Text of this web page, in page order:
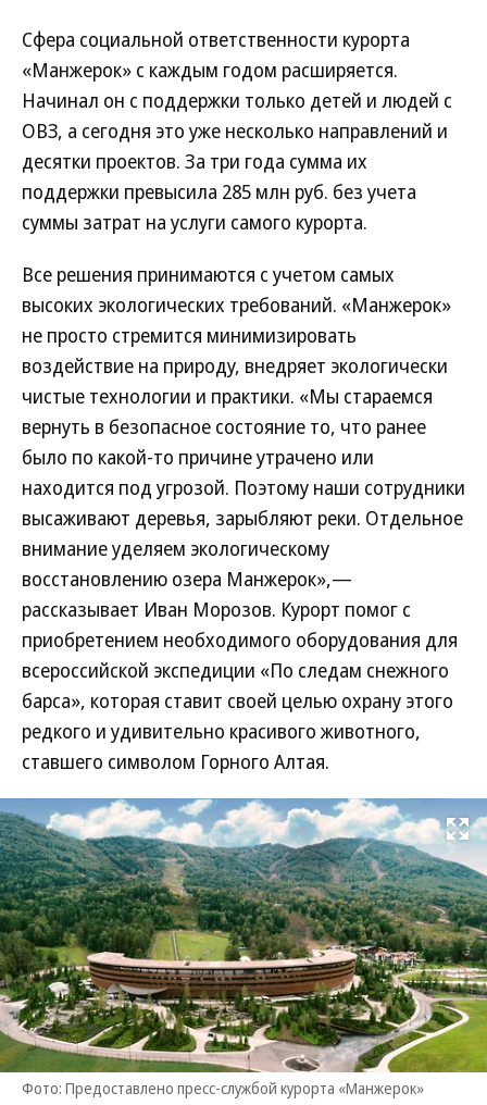
Сфера социальной ответственности курорта
«Манжерок» с каждым годом расширяется.
Начинал он с поддержки только детей и людей с
ОВЗ, а сегодня это уже несколько направлений и
десятки проектов. За три года сумма их
поддержки превысила 285 млн руб. без учета
суммы затрат на услуги самого курорта.
Все решения принимаются с учетом самых
высоких экологических требований. «Манжерок»
не просто стремится минимизировать
воздействие на природу, внедряет экологически
чистые технологии и практики. «Мы стараемся
вернуть в безопасное состояние то, что ранее
было по какой-то причине утрачено или
находится под угрозой. Поэтому наши сотрудники
высаживают деревья, зарыбляют реки. Отдельное
внимание уделяем экологическому
восстановлению озера Манжерок»,—
рассказывает Иван Морозов. Курорт помог с
приобретением необходимого оборудования для
всероссийской экспедиции «По следам снежного
барса», которая ставит своей целью охрану этого
редкого и удивительно красивого животного,
ставшего символом Горного Алтая.
Развернуть
Фото: Предоставлено пресс-службой курорта «Манжерок»